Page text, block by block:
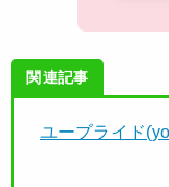
関連記事
ユーブライド